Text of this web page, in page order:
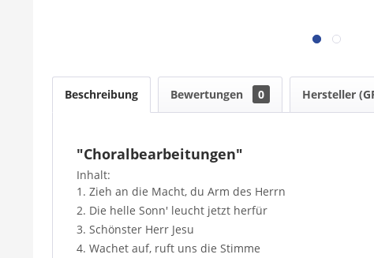
Beschreibung Bewertungen 0 Hersteller
"Choralbearbeitungen"
Inhalt:
1. Zieh an die Macht, du Arm des Herrn
2. Die helle Sonn' leucht jetzt herfür
3. Schönster Herr Jesu
4. Wachet auf, ruft uns die Stimme